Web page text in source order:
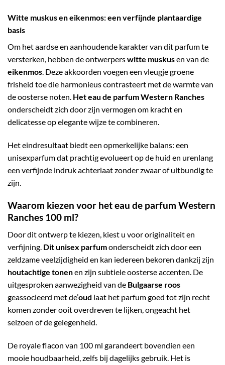
Witte muskus en eikenmos: een verfijnde plantaardige
basis
Om het aardse en aanhoudende karakter van dit parfum te
versterken, hebben de ontwerperswitte muskusen van de
eikenmos. Deze akkoorden voegen een vleugje groene
frisheid toe die harmonieus contrasteert met de warmte van
de oosterse noten. Het eau de parfum Western Ranches
onderscheidt zich door zijn vermogen om kracht en
delicatesse op elegante wijze te combineren.
Het eindresultaat biedt een opmerkelijke balans: een
unisexparfum dat prachtig evolueert op de huid en urenlang
een verfijnde indruk achterlaat zonder zwaar of uitbundig te
zijn.
Waarom kiezen voor het eau de parfum Western
Ranches 100 ml?
Door dit ontwerp te kiezen, kiest u voor originaliteit en
verfijning. Dit unisex parfumonderscheidt zich door een
zeldzame veelzijdigheid en kan iedereen bekoren dankzij zijn
houtachtige tonenen zijn subtiele oosterse accenten. De
uitgesproken aanwezigheid van de Bulgaarse roos
geassocieerd met de’oud laat het parfum goed tot zijn recht
komen zonder ooit overdreven te lijken, ongeacht het
seizoen of de gelegenheid.
De royale flacon van 100 ml garandeert bovendien een
mooie houdbaarheid, zelfs bij dagelijks gebruik. Het is